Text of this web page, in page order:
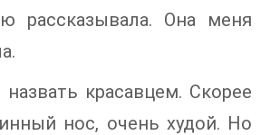
рассказывала. Она меня
назвать красавцем. Скорее
нос, очень худой. Но